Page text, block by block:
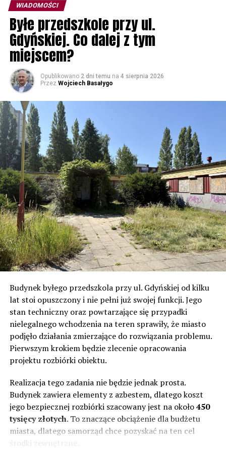
Uciekinierzy wypracowali niespełna minutę przewagi,
staczając widowiskową walkę na premiach. Znakomicie
zaprezentował się reprezentant Polski Radosław
Frątczak, który wygrał trzy Lotne Premie LOTTO,
zdobywając cenne punkty oraz sekundy bonifikaty.
Dzięki temu Polak objął prowadzenie w klasyfikacji
najaktywniejszego LOTTO, zakładając niebieską koszulkę
lidera.
–Na początku musieliśmy włożyć mnóstwo sił, żeby
rozpędzonym peletonem. Cieszę się, że udało się wygrać
lotny finisz w Goleniowie i zdobyć cenne punkty. Dziś
czułem się naprawdę dobrze, a niebieska koszulka lidera
klasyfikacji najaktywniejszego to dla mnie i całej
reprezentacji ogromna nagroda za walkę na trasie–
podsumował swój występ Radosław Frątczak.
Pędząca główna grupa nie dała jednak ucieczce szans na
dojechanie do mety. Na 28 kilometrów przed kreską
przewaga odjazdu spadła do 25 sekund, a wkrótce
potem z czołówki zaczął odpadać Frątczak, a chwilę
później Schiffer. Na 21 kilometrów przed metą akcja
WIADOMOŚCI
Byłe przedszkole przy ul.
Gdyńskiej. Co dalej z tym
miejscem?
Opublikowano 2 dni temu na 4 sierpnia 2026
Przez Wojciech Basałygo
Budynek byłego przedszkola przy ul. Gdyńskiej od kilku
lat stoi opuszczony i nie pełni już swojej funkcji. Jego
stan techniczny oraz powtarzające się przypadki
nielegalnego wchodzenia na teren sprawiły, że miasto
podjęło działania zmierzające do rozwiązania problemu.
Pierwszym krokiem będzie zlecenie opracowania
projektu rozbiórki obiektu.
Realizacja tego zadania nie będzie jednak prosta.
Budynek zawiera elementy z azbestem, dlatego koszt
jego bezpiecznej rozbiórki szacowany jest na około450
tysięcy złotych. To znaczące obciążenie dla budżetu
miasta, dlatego samorząd chce pozyskać na ten cel
środki zewnętrzne.